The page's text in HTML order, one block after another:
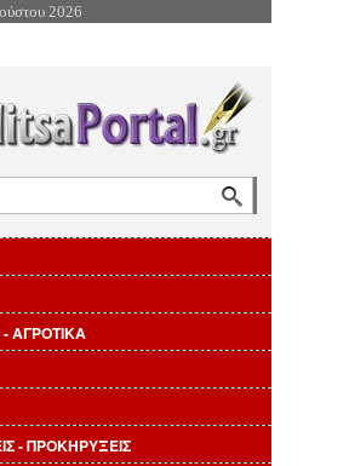
στην Πλοήγηση
2026
ΑΓΡΟΤΙΚΑ
- ΠΡΟΚΗΡΥΞΕΙΣ